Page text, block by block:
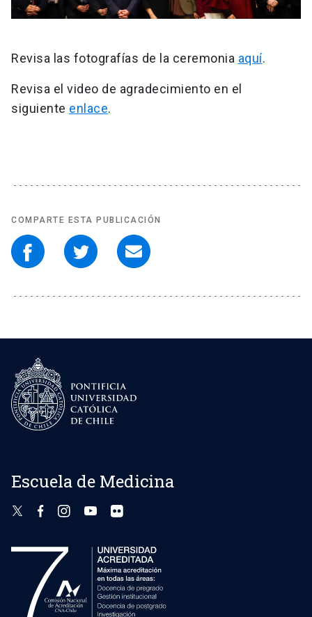
Revisa las fotografías de la ceremonia aquí.
Revisa el video de agradecimiento en el
siguiente enlace.
COMPARTE ESTA PUBLICACIÓN
Escuela de Medicina